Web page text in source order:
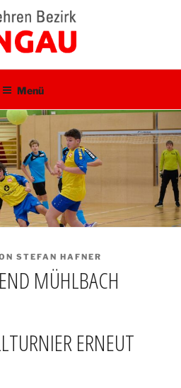
Menü
STEFAN HAFNER
MÜHLBACH
ERNEUT F